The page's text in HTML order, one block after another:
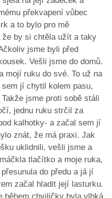
překvapení vůbec
a to bylo pro mě
by si chtěla užít a taky
jsme byli před
Vešli jsme do domů.
mojí ruku do své. To už na
jí chytil kolem pasu,
jsme proti sobě stáli
jednu ruku strčil za
kalhotky- a začal sem jí
znát, že má praxi. Jak
uklidnili, vešli jsme a
tlačítko a moje ruka,
do předu a já jí
začal hladit její lasturku.